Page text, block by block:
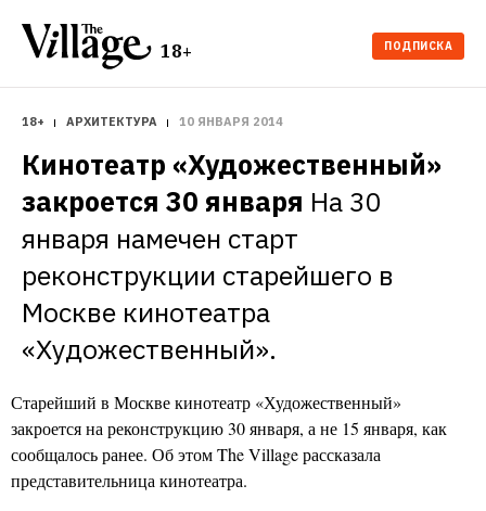
18+ ПОДПИСКА
18+ АРХИТЕКТУРА 10 ЯНВАРЯ 2014
Кинотеатр «Художественный»
закроется 30 января На 30
января намечен старт
реконструкции старейшего в
Москве кинотеатра
«Художественный».
Старейший в Москве кинотеатр «Художественный»
закроется на реконструкцию 30 января, а не 15 января, как
сообщалось ранее. Об этом The Village рассказала
представительница кинотеатра.